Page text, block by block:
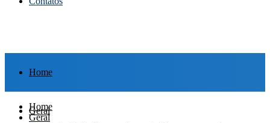
Home
Geral
Home
Geral